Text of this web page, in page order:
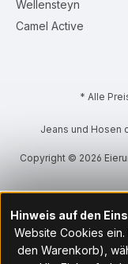
Wellensteyn
Camel Active
* Alle
Jeans und Hosen
Copyright © 2026
Hinweis auf den
Website Cookies
den Warenkorb),